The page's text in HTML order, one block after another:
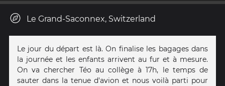
Le Grand-Saconnex, Switzerland
Le jour du départ est là. On finalise les bagages dans
la journée et les enfants arrivent au fur et à mesure.
On va chercher Téo au collège à 17h, le temps de
sauter dans la tenue d'avion et nous voilà parti pour